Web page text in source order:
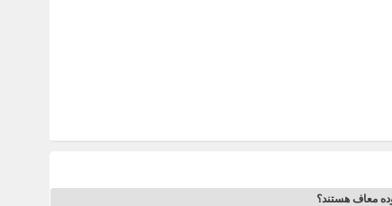
معاف هستند؟